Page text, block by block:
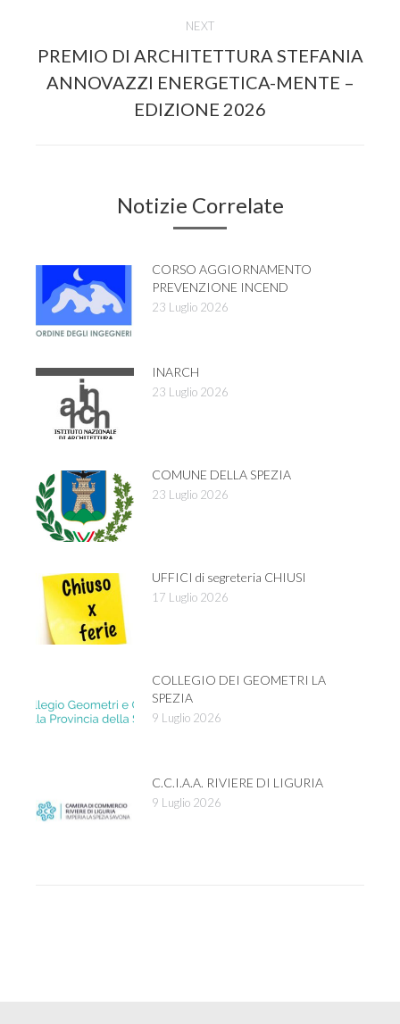
NEXT
Next
post:
PREMIO DI ARCHITETTURA STEFANIA
ANNOVAZZI ENERGETICA-MENTE –
EDIZIONE 2026
Notizie Correlate
CORSO AGGIORNAMENTO
PREVENZIONE INCEND
23 Luglio 2026
INARCH
23 Luglio 2026
COMUNE DELLA SPEZIA
23 Luglio 2026
UFFICI di segreteria CHIUSI
17 Luglio 2026
COLLEGIO DEI GEOMETRI LA
SPEZIA
9 Luglio 2026
C.C.I.A.A. RIVIERE DI LIGURIA
9 Luglio 2026